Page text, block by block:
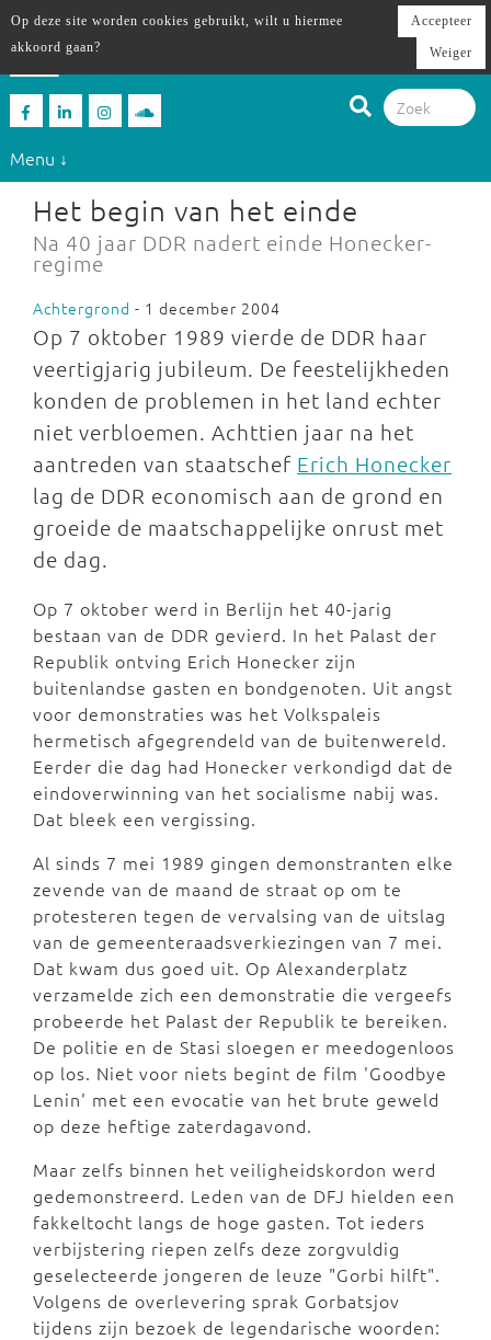
Menu ↓
Het begin van het einde
Na 40 jaar DDR nadert einde Honecker-
regime
Achtergrond - 1 december 2004
Op 7 oktober 1989 vierde de DDR haar
veertigjarig jubileum. De feestelijkheden
konden de problemen in het land echter
niet verbloemen. Achttien jaar na het
aantreden van staatschef Erich Honecker
lag de DDR economisch aan de grond en
groeide de maatschappelijke onrust met
de dag.
Op 7 oktober werd in Berlijn het 40-jarig
bestaan van de DDR gevierd. In het Palast der
Republik ontving Erich Honecker zijn
buitenlandse gasten en bondgenoten. Uit angst
voor demonstraties was het Volkspaleis
hermetisch afgegrendeld van de buitenwereld.
Eerder die dag had Honecker verkondigd dat de
eindoverwinning van het socialisme nabij was.
Dat bleek een vergissing.
Al sinds 7 mei 1989 gingen demonstranten elke
zevende van de maand de straat op om te
protesteren tegen de vervalsing van de uitslag
van de gemeenteraadsverkiezingen van 7 mei.
Dat kwam dus goed uit. Op Alexanderplatz
verzamelde zich een demonstratie die vergeefs
probeerde het Palast der Republik te bereiken.
De politie en de Stasi sloegen er meedogenloos
op los. Niet voor niets begint de film 'Goodbye
Lenin' met een evocatie van het brute geweld
op deze heftige zaterdagavond.
Maar zelfs binnen het veiligheidskordon werd
gedemonstreerd. Leden van de DFJ hielden een
fakkeltocht langs de hoge gasten. Tot ieders
verbijstering riepen zelfs deze zorgvuldig
geselecteerde jongeren de leuze "Gorbi hilft".
Volgens de overlevering sprak Gorbatsjov
tijdens zijn bezoek de legendarische woorden:
Op deze site worden cookies gebruikt, wilt u hiermee
akkoord gaan?
Accepteer
Weiger